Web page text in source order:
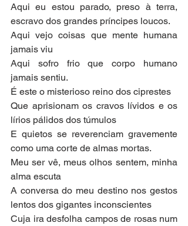
Aqui eu estou parado, preso à terra,
escravo dos grandes príncipes loucos.
Aqui vejo coisas que mente humana
jamais viu
Aqui sofro frio que corpo humano
jamais sentiu.
É este o misterioso reino dos ciprestes
Que aprisionam os cravos lívidos e os
lírios pálidos dos túmulos
E quietos se reverenciam gravemente
como uma corte de almas mortas.
Meu ser vê, meus olhos sentem, minha
alma escuta
A conversa do meu destino nos gestos
lentos dos gigantes inconscientes
Cuja ira desfolha campos de rosas num